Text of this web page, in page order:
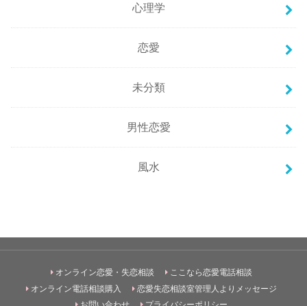
心理学
恋愛
未分類
男性恋愛
風水
オンライン恋愛・失恋相談
ここなら恋愛電話相談
オンライン電話相談購入
恋愛失恋相談室管理人よりメッセージ